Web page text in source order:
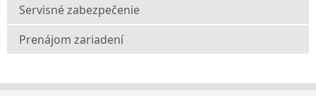
Servisné zabezpečenie
Prenájom zariadení